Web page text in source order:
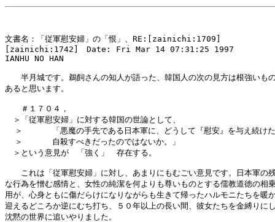
文書名：「従軍慰安婦」の「恨」、RE:[zainichi:1709]
[zainichi:1742]　Date: Fri Mar 14 07:31:25 1997
IANHU NO HAN
半月城です。鵜飼さんの知人が語った、韓国人の次の見方は根強いも
あると思います。
＃１７０４，
＞「従軍慰安婦」に対する韓国の世論として、
＞      「悪魔の手先である日本軍に、どうして『慰安』を与え続け
  ＞      自殺すべきだったのではないか。」
＞という意見が　「強く」　存在する。
これは「従軍慰安婦」に対し、あまりにもむごい意見です。日本軍の
な行為を憎む感情と、女性の純潔を何よりも尊いものとする儒教道徳の相
用が、心身ともに傷だらけになりながらも生きて帰ったハルモニたちを暖
迎えるどころか逆にむち打ち、５０年以上の長い間、彼女たちを金縛りに
沈黙の世界に追いやりました。